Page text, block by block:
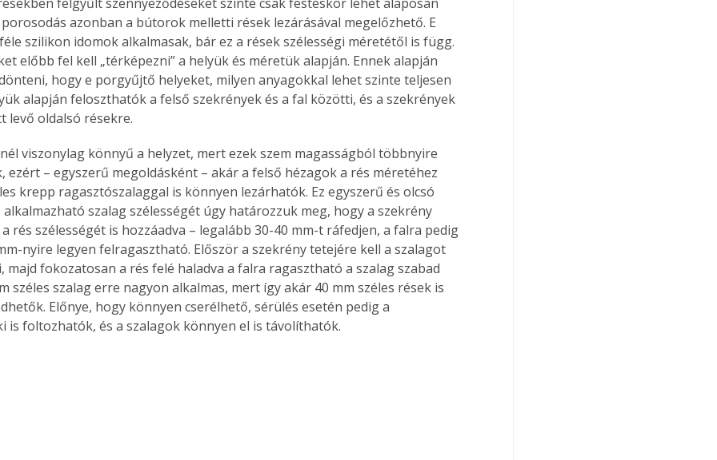
azonban a bútorok melletti rések lezárásával megelőzhető. E
szilikon idomok alkalmasak, bár ez a rések szélességi méretétől is függ.
előbb fel kell „térképezni” a helyük és méretük alapján. Ennek alapján
hogy e porgyűjtő helyeket, milyen anyagokkal lehet szinte teljesen
alapján feloszthatók a felső szekrények és a fal közötti, és a szekrények
levő oldalsó résekre.
viszonylag könnyű a helyzet, mert ezek szem magasságból többnyire
ezért – egyszerű megoldásként – akár a felső hézagok a rés méretéhez
krepp ragasztószalaggal is könnyen lezárhatók. Ez egyszerű és olcsó
alkalmazható szalag szélességét úgy határozzuk meg, hogy a szekrény
rés szélességét is hozzáadva – legalább 30-40 mm-t ráfedjen, a falra pedig
nyire legyen felragasztható. Először a szekrény tetejére kell a szalagot
majd fokozatosan a rés felé haladva a falra ragasztható a szalag szabad
széles szalag erre nagyon alkalmas, mert így akár 40 mm széles rések is
Előnye, hogy könnyen cserélhető, sérülés esetén pedig a
is foltozhatók, és a szalagok könnyen el is távolíthatók.